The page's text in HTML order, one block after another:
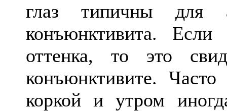
глаз типичны для
конъюнктивита. Если
оттенка, то это
конъюнктивите.
коркой и утром